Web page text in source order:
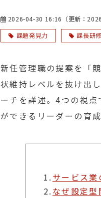
2026-04-30 16:16 （更新：
課題発見力
課長研修
新任管理職の提案を「
状維持レベルを抜け出
ーチを詳述。4つの視
ができるリーダーの育
1. サービス業
2. なぜ設定